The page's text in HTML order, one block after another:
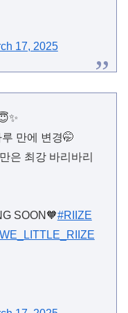
17, 2025
만에 변경🤭
은 최강 바리바리
SOON🧡#RIIZE